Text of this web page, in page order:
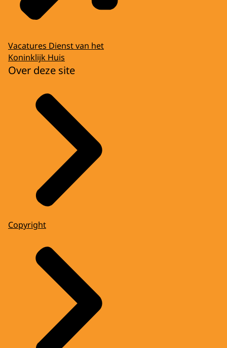
Vacatures Dienst van het
Koninklijk Huis
Over deze site
Copyright